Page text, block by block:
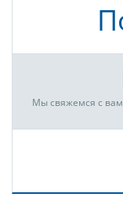
Мы свяжемся с